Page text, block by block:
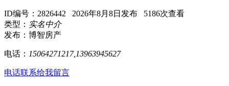
ID编号：2826442 2026年8月8日发布 5186次查看
类型： 实名中介
发布：博智房产
电话： 15064271217,13963945627
电话联系给我留言